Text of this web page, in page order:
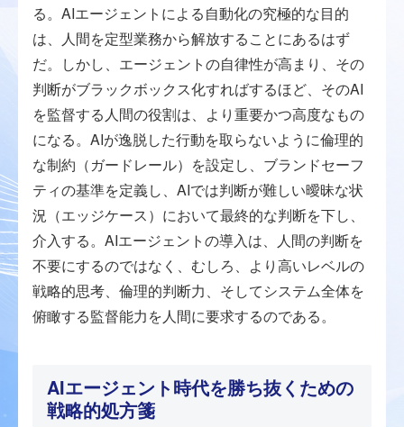
る。AIエージェントによる自動化の究極的な目的
は、人間を定型業務から解放することにあるはず
だ。しかし、エージェントの自律性が高まり、その
判断がブラックボックス化すればするほど、そのAI
を監督する人間の役割は、より重要かつ高度なもの
になる。AIが逸脱した行動を取らないように倫理的
な制約（ガードレール）を設定し、ブランドセーフ
ティの基準を定義し、AIでは判断が難しい曖昧な状
況（エッジケース）において最終的な判断を下し、
介入する。AIエージェントの導入は、人間の判断を
不要にするのではなく、むしろ、より高いレベルの
戦略的思考、倫理的判断力、そしてシステム全体を
俯瞰する監督能力を人間に要求するのである。
AIエージェント時代を勝ち抜くための
戦略的処方箋